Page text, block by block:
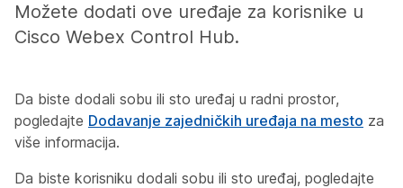
Možete dodati ove uređaje za korisnike u
Cisco Webex Control Hub.
Da biste dodali sobu ili sto uređaj u radni prostor,
pogledajte Dodavanje zajedničkih uređaja na mesto za
više informacija.
Da biste korisniku dodali sobu ili sto uređaj, pogledajte